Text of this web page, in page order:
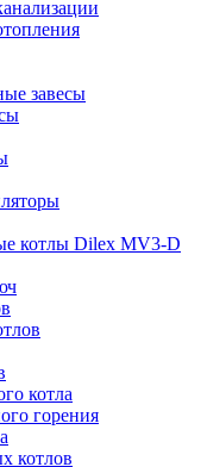
завесы
котлы Dilex MV3-D
котла
горения
котлов